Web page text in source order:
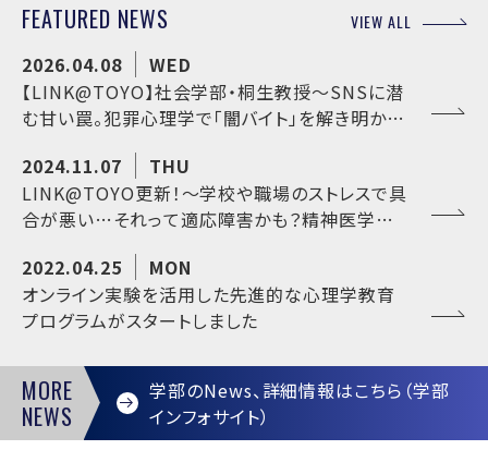
FEATURED NEWS VIEW ALL
2026.04.08
WED
【LINK@TOYO】社会学部・桐生教授～SNSに潜
む甘い罠。犯罪心理学で「闇バイト」を解き明かす
2024.11.07
THU
LINK@TOYO更新！～学校や職場のストレスで具
合が悪い…それって適応障害かも？精神医学の
部・角田京子准教授＞
2022.04.25
MON
オンライン実験を活用した先進的な心理学教育
プログラムがスタートしました
MORE
NEWS
学部のNews、詳細情報はこちら（学部
インフォサイト）